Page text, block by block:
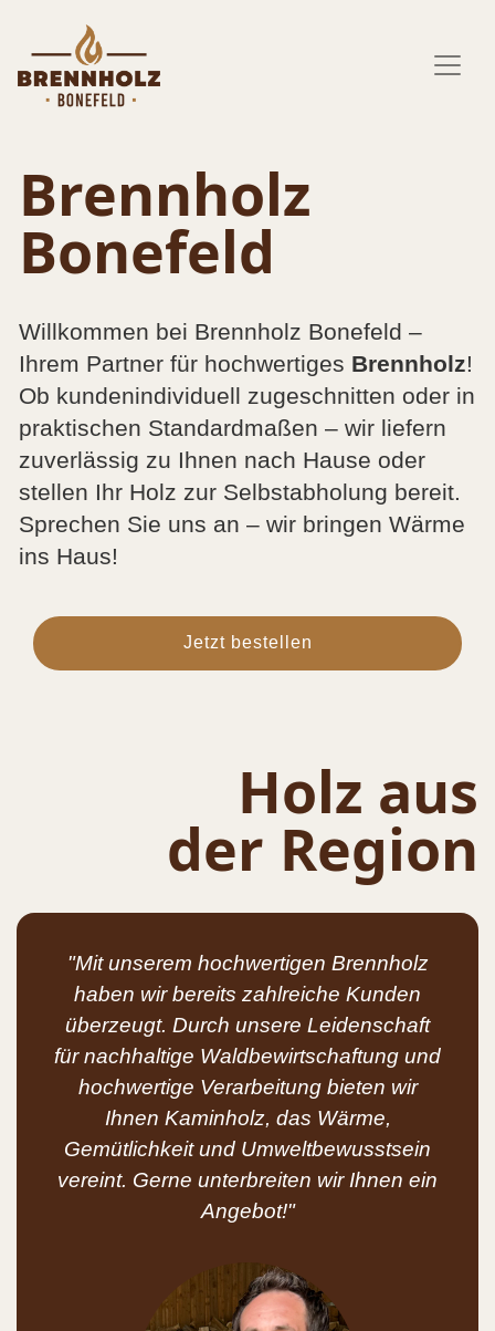
Brennholz
Bonefeld
Willkommen bei Brennholz Bonefeld –
Ihrem Partner für hochwertiges Brennholz!
Ob kundenindividuell zugeschnitten oder in
praktischen Standardmaßen – wir liefern
zuverlässig zu Ihnen nach Hause oder
stellen Ihr Holz zur Selbstabholung bereit.
Sprechen Sie uns an – wir bringen Wärme
ins Haus!
Jetzt bestellen
Holz aus
der Region
"Mit unserem hochwertigen Brennholz
haben wir bereits zahlreiche Kunden
überzeugt. Durch unsere Leidenschaft
für nachhaltige Waldbewirtschaftung und
hochwertige Verarbeitung bieten wir
Ihnen Kaminholz, das Wärme,
Gemütlichkeit und Umweltbewusstsein
vereint. Gerne unterbreiten wir Ihnen ein
Angebot!"